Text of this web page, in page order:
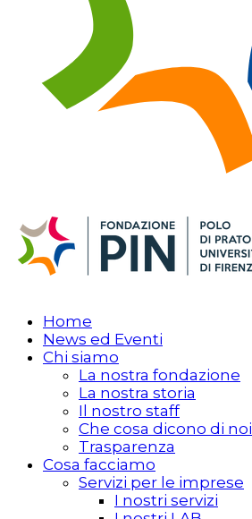
Home
News ed Eventi
Chi siamo
La nostra fondazione
La nostra storia
Il nostro staff
Che cosa dicono di noi
Trasparenza
Cosa facciamo
Servizi per le imprese
I nostri servizi